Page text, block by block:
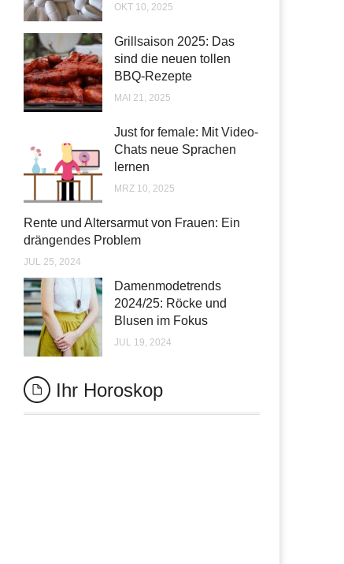
OKT 10, 2025
Grillsaison 2025: Das
sind die neuen tollen
BBQ-Rezepte
MAI 21, 2025
Just for female: Mit Video-
Chats neue Sprachen
lernen
MRZ 10, 2025
Rente und Altersarmut von Frauen: Ein
drängendes Problem
JUL 25, 2024
Damenmodetrends
2024/25: Röcke und
Blusen im Fokus
JUL 19, 2024
Ihr Horoskop